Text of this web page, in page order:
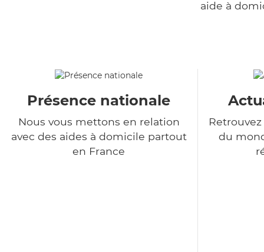
aide à
Présence nationale
Nous vous mettons en relation
avec des aides à domicile partout
en France
du